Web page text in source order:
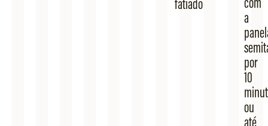
fatiado
a
por
10
ou
até